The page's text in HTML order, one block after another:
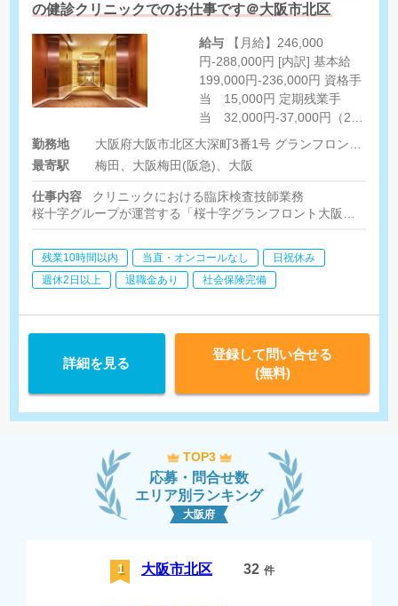
の健診クリニックでのお仕事です＠大阪市北区
給与
円-288,000円 [内訳] 基本給
199,000円‐236,000円 資格手
当 15,000円 定期残業手
当 32,000円-37,000円（20
時間まで） ※定額残業手当
は、時間外労働の有無に関わ
らず20時間分の固定残業代と
して支給。超えた場合は別途
支給。 [その他手当] その他資
り（5,000円-15,000円） 社内
認定制度あり
勤務地
最寄駅
梅田、大阪梅田(阪急)、大阪
仕事内容
クリニックにおける臨床検査技師業務
桜十字グループが運営する「桜十字グランフロント大阪クリニ
・生理検査（心電図、眼底、肺機能、ABI、PWVなど）
・検体検査（生化学、血液、尿検査など）
・超音波検査（腹部、乳腺、甲状腺、頸動脈など）
残業10時間以内 当直・オンコールなし
日祝休み
週休2日以上
退職金あり 社会保険完備
詳細を見る
登録して問い合せる
(無料)
TOP3
応募・問合せ数
エリア別ランキング
大阪府
1 大阪市北区 32 件